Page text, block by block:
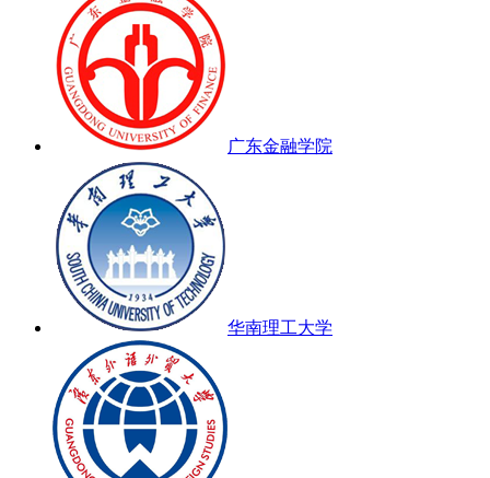
广东金融学院
华南理工大学